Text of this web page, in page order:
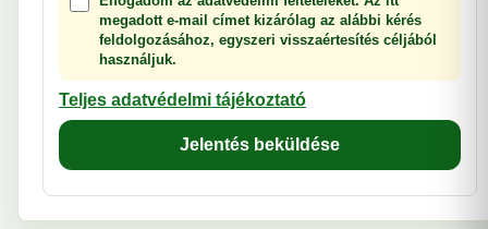
megadott e-mail címet kizárólag az alábbi kérés
feldolgozásához, egyszeri visszaértesítés céljából
használjuk.
Teljes adatvédelmi tájékoztató
Jelentés beküldése